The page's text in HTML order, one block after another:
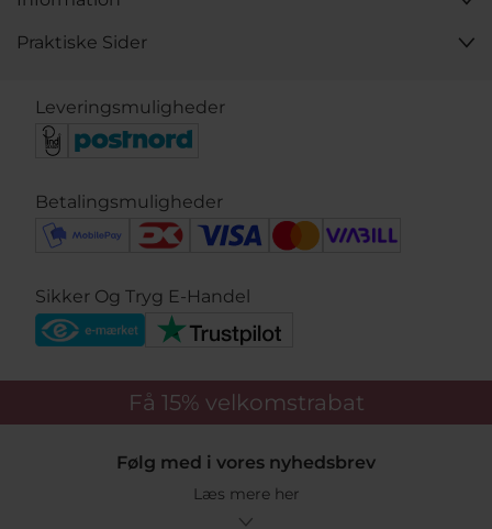
Praktiske Sider
Leveringsmuligheder
Betalingsmuligheder
Sikker Og Tryg E-Handel
Få 15% velkomstrabat
Følg med i vores nyhedsbrev
Læs mere her